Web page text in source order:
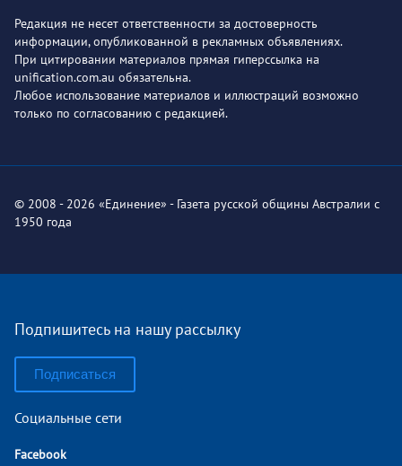
Редакция не несет ответственности за достоверность
информации, опубликованной в рекламных объявлениях.
При цитировании материалов прямая гиперссылка на
unification.com.au обязательна.
Любое использование материалов и иллюстраций возможно
только по согласованию с редакцией.
© 2008 - 2026 «Единение» - Газета русской общины Австралии с
1950 года
Подпишитесь на нашу рассылку
Подписаться
Социальные сети
Facebook